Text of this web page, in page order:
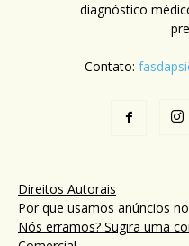
diagnóstico
Contato:
Direitos Autorais
Por que usamos anúncios
Nós erramos? Sugira uma